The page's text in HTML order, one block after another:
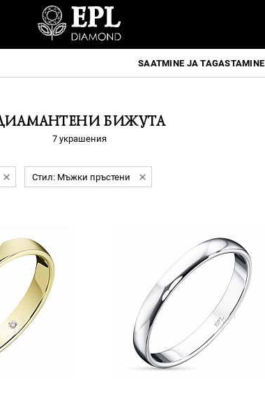
SAATMINE JA TAGASTAMINE
БИЖУТА
7 украшения
Стил: Мъжки пръстени